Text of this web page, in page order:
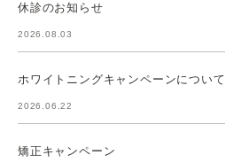
休診のお知らせ
2026.08.03
ホワイトニングキャンペーンについて
2026.06.22
矯正キャンペーン